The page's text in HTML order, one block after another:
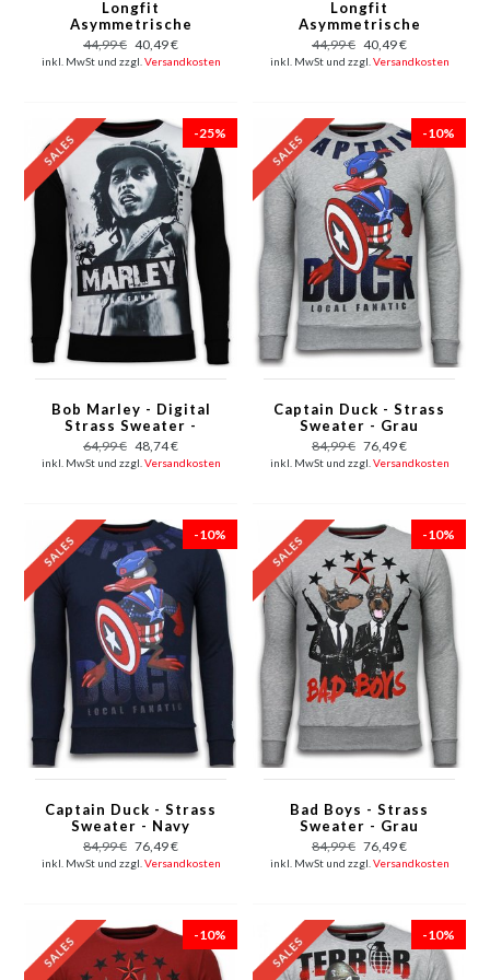
Longfit
Asymmetrische
Stickerei - T-Shirt
Patches - US Army -
Grün
44,99 € 40,49 €
inkl. MwSt und zzgl. Versandkosten
Longfit
Asymmetrische
Stickerei - T-Shirt
Aufnäher - US Army -
Pink
44,99 € 40,49 €
inkl. MwSt und zzgl. Versandkosten
-25%
Bob Marley - Digital
Strass Sweater -
Schwarz
64,99 € 48,74 €
inkl. MwSt und zzgl. Versandkosten
-10%
Captain Duck - Strass
Sweater - Grau
84,99 € 76,49 €
inkl. MwSt und zzgl. Versandkosten
-10%
Captain Duck - Strass
Sweater - Navy
84,99 € 76,49 €
inkl. MwSt und zzgl. Versandkosten
-10%
Bad Boys - Strass
Sweater - Grau
84,99 € 76,49 €
inkl. MwSt und zzgl. Versandkosten
-10% -10%